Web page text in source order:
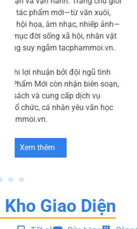
vững như túi giấy, thanh nẹp
gói và bao bì thương mại điện tử.
Micopak” giới thiệu tôn chỉ kết
hiện đại với tinh thần sáng tạo
nguyên liệu thân thiện với môi
trình sản xuất xanh Micopak.
Bên cạnh danh mục sản phẩm
còn nhấn mạnh các ưu điểm
Kho Giao Diện